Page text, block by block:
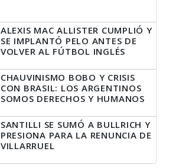
ALEXIS MAC ALLISTER CUMPLIÓ Y
SE IMPLANTÓ PELO ANTES DE
VOLVER AL FÚTBOL INGLÉS
CHAUVINISMO BOBO Y CRISIS
CON BRASIL: LOS ARGENTINOS
SOMOS DERECHOS Y HUMANOS
SANTILLI SE SUMÓ A BULLRICH Y
PRESIONA PARA LA RENUNCIA DE
VILLARRUEL